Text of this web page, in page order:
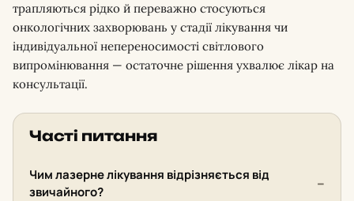
трапляються рідко й переважно стосуються
онкологічних захворювань у стадії лікування чи
індивідуальної непереносимості світлового
випромінювання — остаточне рішення ухвалює лікар на
консультації.
Часті питання
Чим лазерне лікування відрізняється від
звичайного?